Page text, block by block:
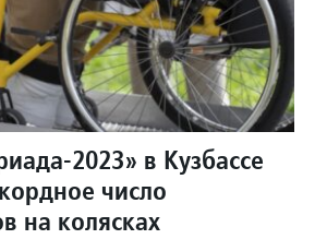
2023» в Кузбассе
число
на колясках